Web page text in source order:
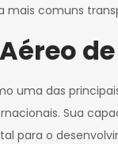
mais comuns
uma das
Sua
para o